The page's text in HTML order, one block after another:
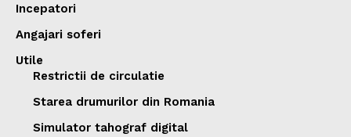
Incepatori
Angajari soferi
Utile
Restrictii de circulatie
Starea drumurilor din Romania
Simulator tahograf digital